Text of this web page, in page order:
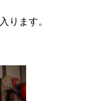
ります。